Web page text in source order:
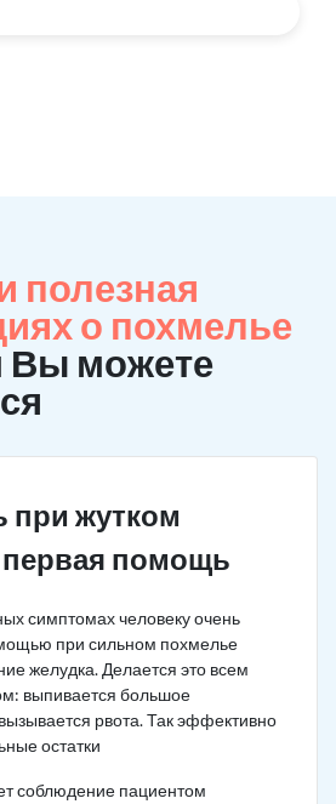
полезная
о похмелье
Вы можете
при жутком
помощь
симптомах человеку очень
при сильном похмелье
желудка. Делается это всем
выпивается большое
рвота. Так эффективно
остатки
соблюдение пациентом